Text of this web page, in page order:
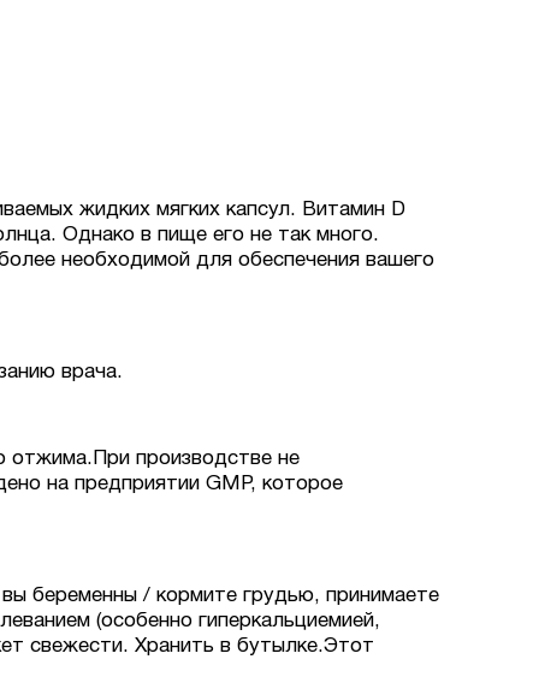
жидких мягких капсул. Витамин D
Однако в пище его не так много.
необходимой для обеспечения вашего
врача.
отжима. При производстве не
на предприятии GMP, которое
беременны / кормите грудью, принимаете
(особенно гиперкальциемией,
свежести. Хранить в бутылке.Этот